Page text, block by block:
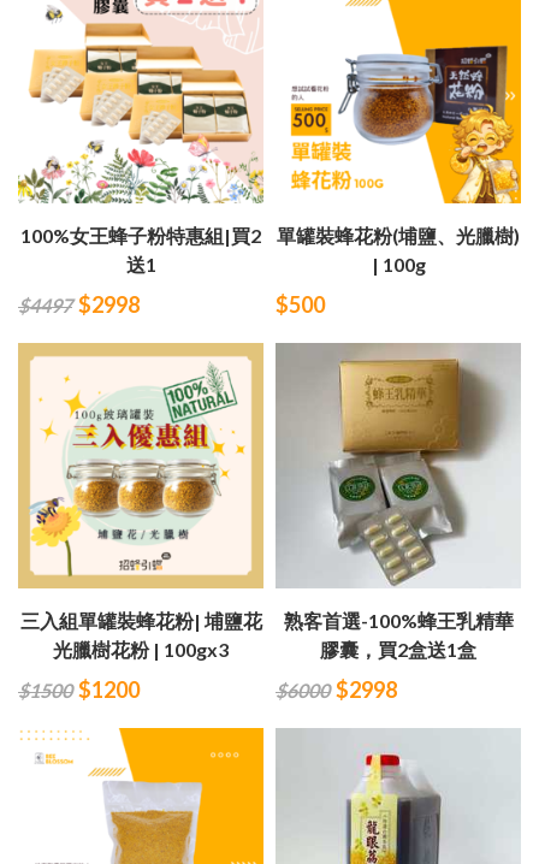
100%女王蜂子粉特惠組|買2
送1
$4497 $2998
單罐裝蜂花粉(埔鹽、光臘樹)
| 100g
$500
三入組單罐裝蜂花粉| 埔鹽花
光臘樹花粉 | 100gx3
$1500 $1200
熟客首選-100%蜂王乳精華
膠囊，買2盒送1盒
$6000 $2998